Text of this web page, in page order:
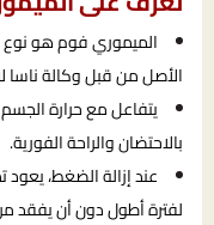
الميموري فوم هو نوع
الأصل من قبل وكالة ناسا
يتفاعل مع حرارة
بالاحتضان والراحة الفورية.
عند إزالة الضغط، يعود
لفترة أطول دون أن يفقد